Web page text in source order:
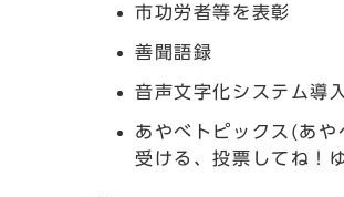
市功労者等を表彰
善聞語録
音声文字化システム導入
あやべトピックス(あ
受ける、投票してね！